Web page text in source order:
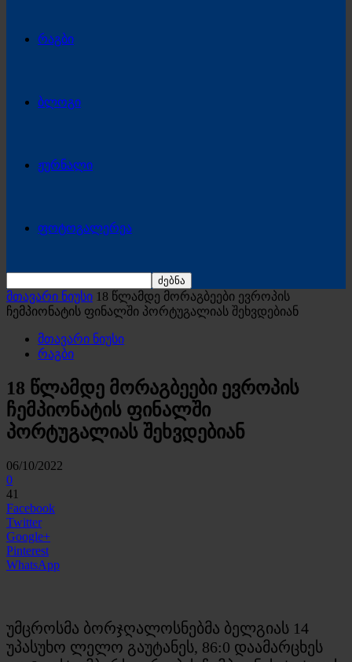
რაგბი
ბლოგი
ჟურნალი
ფოტოგალერეა
მთავარი ნიუსი 18 წლამდე მორაგბეები ევროპის
ჩემპიონატის ფინალში პორტუგალიას შეხვდებიან
მთავარი ნიუსი
რაგბი
18 წლამდე მორაგბეები ევროპის
ჩემპიონატის ფინალში
პორტუგალიას შეხვდებიან
06/10/2022
0
41
Facebook
Twitter
Google+
Pinterest
WhatsApp
უმცროსმა ბორჯღალოსნებმა ბელგიას 14
უპასუხო ლელო გაუტანეს, 86:0 დაამარცხეს